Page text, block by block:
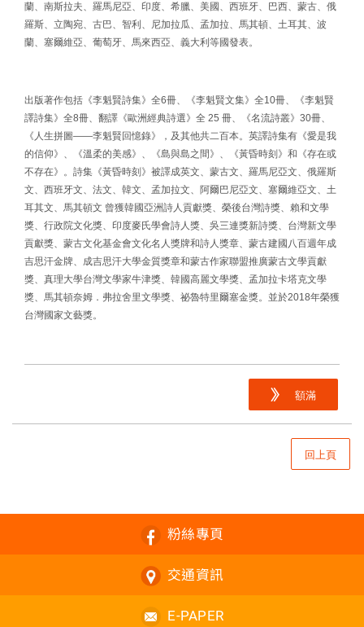
蘭、南斯拉夫、羅馬尼亞、印度、希臘、美國、西班牙、巴西、蒙古、俄
羅斯、立陶宛、古巴、智利、尼加拉瓜、孟加拉、馬其頓、土耳其、波
蘭、塞爾維亞、葡萄牙、馬來西亞、義大利等國發表。
出版著作包括《李魁賢詩集》全6冊、《李魁賢文集》全10冊、《李魁賢
譯詩集》全8冊、翻譯《歐洲經典詩選》全 25 冊、《名流詩叢》30冊、
《人生拼圖——李魁賢回憶錄》，及其他共二百本。英譯詩集有《愛是我
的信仰》、《溫柔的美感》、《島與島之間》、《黃昏時刻》和《存在或
不存在》。詩集《黃昏時刻》被譯成英文、蒙古文、羅馬尼亞文、俄羅斯
文、西班牙文、法文、韓文、孟加拉文、阿爾巴尼亞文、塞爾維亞文、土
耳其文、馬其頓文 曾獲韓國亞洲詩人貢獻獎、榮後台灣詩獎、賴和文學
獎、行政院文化獎、印度麥氏學會詩人獎、吳三連獎新詩獎、台灣新文學
貢獻獎、蒙古文化基金會文化名人獎牌和詩人獎章、蒙古建國八百週年成
吉思汗金牌、成吉思汗大學金質獎章和蒙古作家聯盟推廣蒙古文學貢獻
獎、真理大學台灣文學家牛津獎、韓國高麗文學獎、孟加拉卡塔克文學
獎、馬其頓奈姆．弗拉舍里文學獎、祕魯特里爾塞金獎。並於2018年榮獲
台灣國家文藝獎。
額滿
回上頁
粉絲專頁
交通資訊
E-PAPER